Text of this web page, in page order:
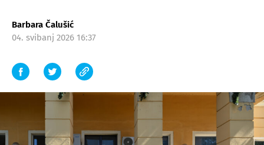
Barbara Čalušić
04. svibanj 2026 16:37